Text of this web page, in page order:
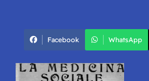
Facebook WhatsApp